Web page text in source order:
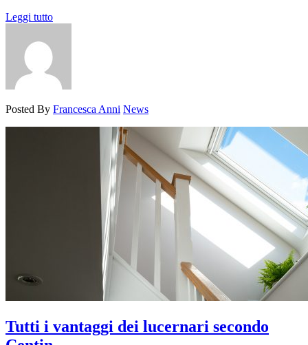
Leggi tutto
Posted By Francesca Anni News
Tutti i vantaggi dei lucernari secondo